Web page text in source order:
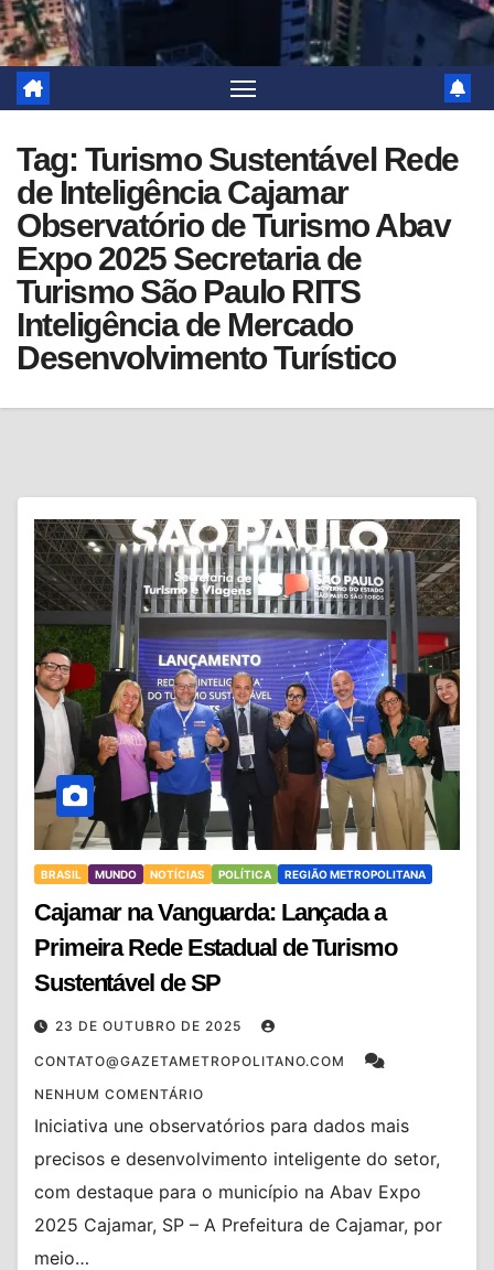
Tag: Turismo Sustentável Rede
de Inteligência Cajamar
Observatório de Turismo Abav
Expo 2025 Secretaria de
Turismo São Paulo RITS
Inteligência de Mercado
Desenvolvimento Turístico
BRASIL MUNDO NOTÍCIAS POLÍTICA REGIÃO METROPOLITANA
Cajamar na Vanguarda: Lançada a
Primeira Rede Estadual de Turismo
Sustentável de SP
23 DE OUTUBRO DE 2025
CONTATO@GAZETAMETROPOLITANO.COM
NENHUM COMENTÁRIO
Iniciativa une observatórios para dados mais
precisos e desenvolvimento inteligente do setor,
com destaque para o município na Abav Expo
2025 Cajamar, SP – A Prefeitura de Cajamar, por
meio…